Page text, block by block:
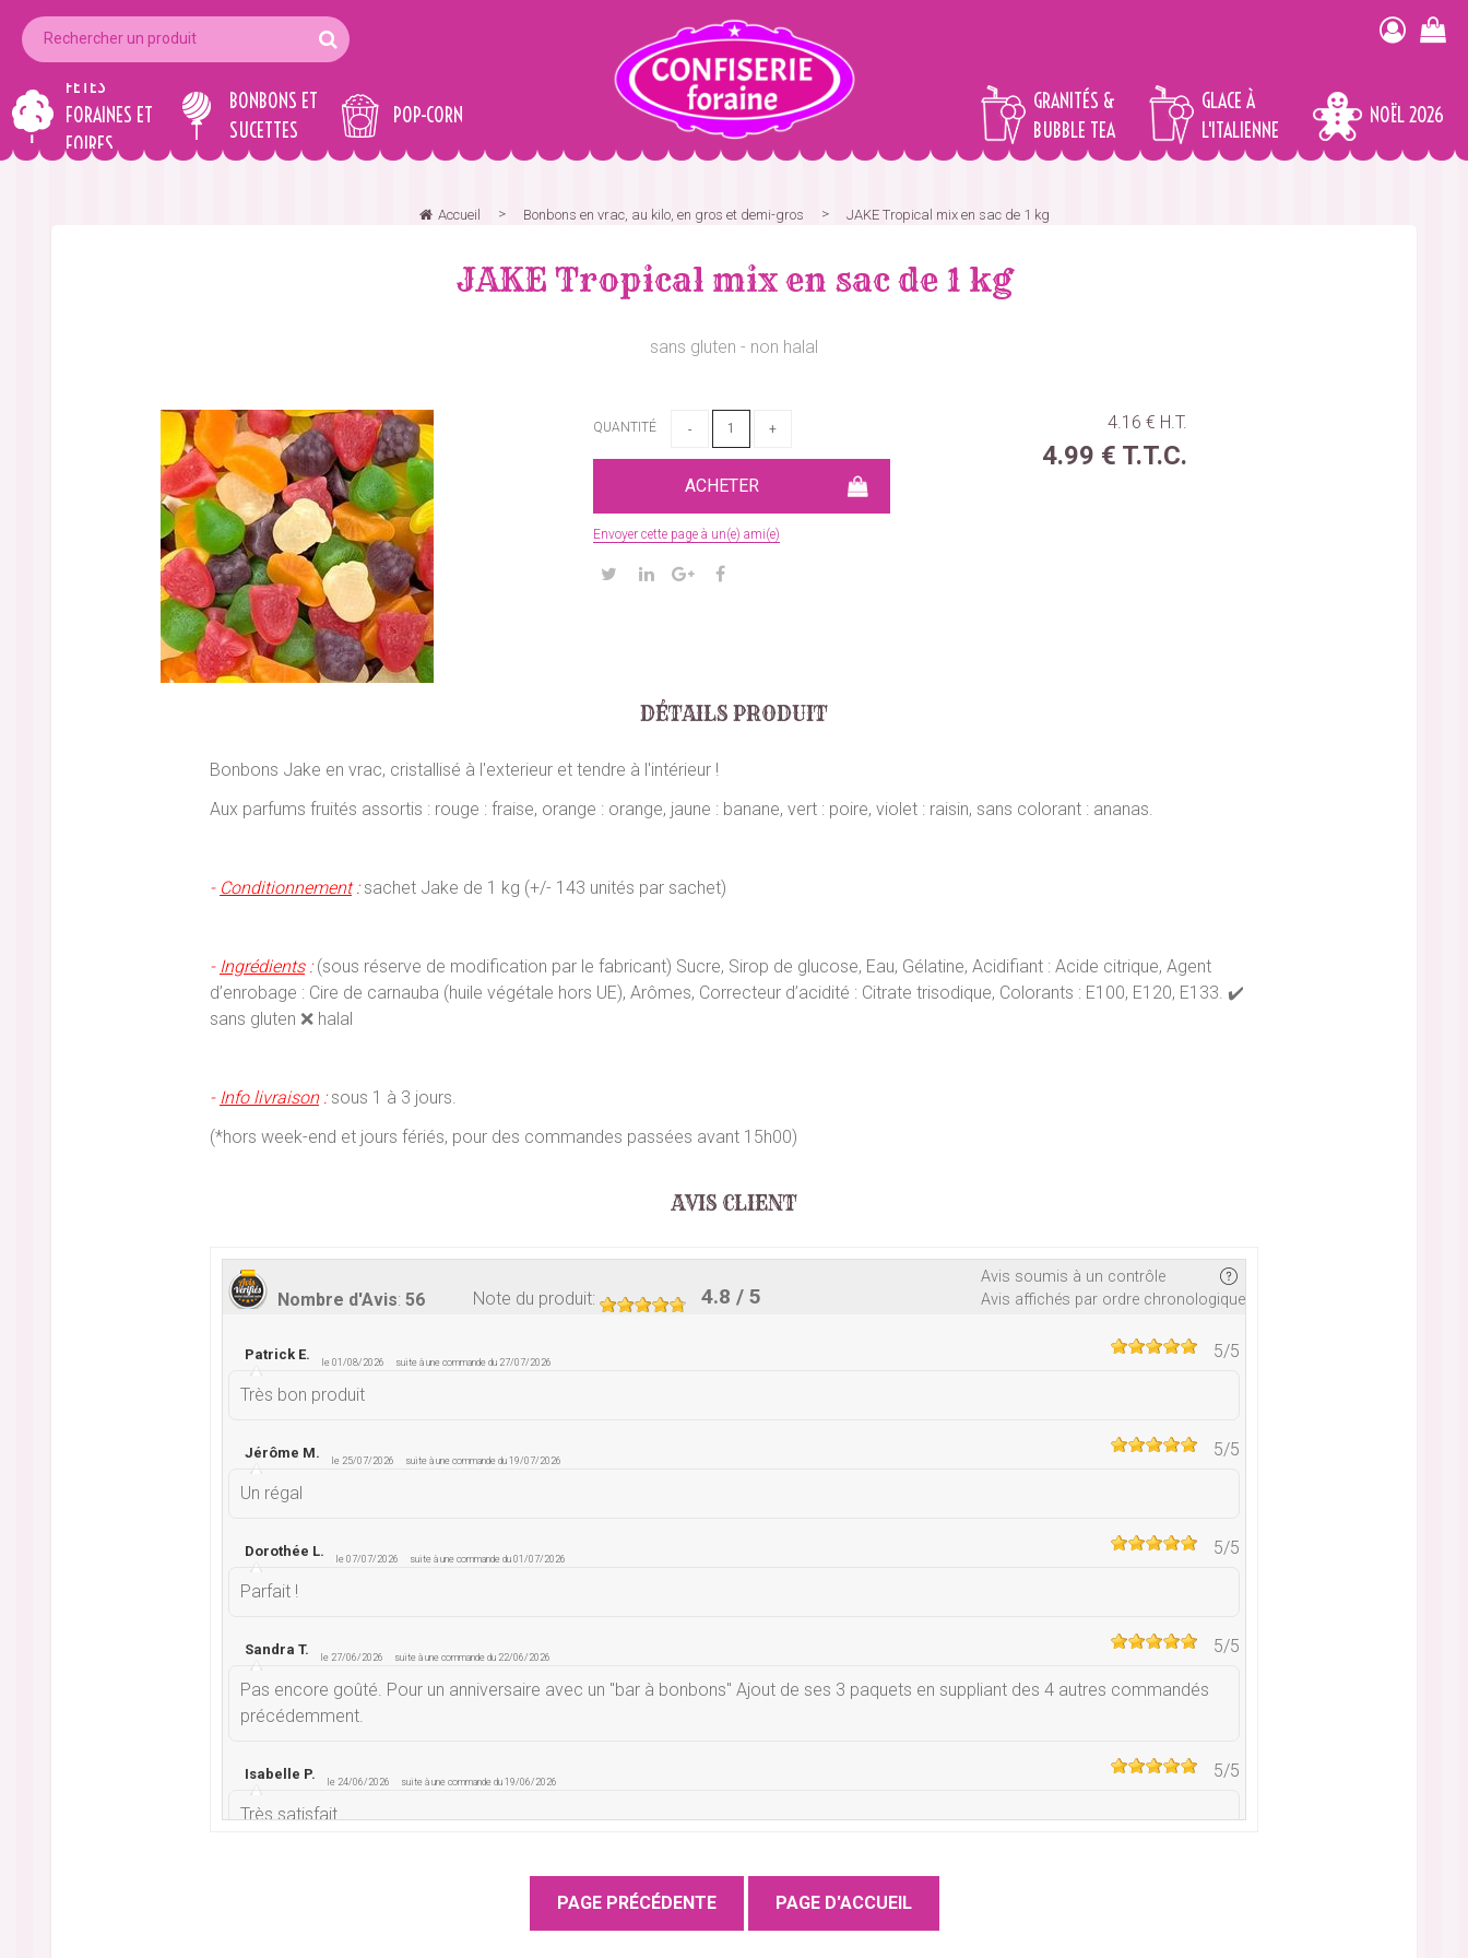
FÊTES
FORAINES ET
FOIRES
BONBONS ET
SUCETTES
POP-CORN
GRANITÉS &
BUBBLE TEA
GLACE À
L'ITALIENNE
NOËL 2026
Accueil Bonbons en vrac, au kilo, en gros et demi-gros JAKE Tropical mix en sac de 1 kg
JAKE Tropical mix en sac de 1 kg
sans gluten - non halal
4 .16 € H.T.
4.99 € T.T.C.
QUANTITÉ
Envoyer cette page à un(e) ami(e)
DÉTAILS PRODUIT
Bonbons Jake en vrac, cristallisé à l'exterieur et tendre à l'intérieur !
Aux parfums fruités assortis : rouge : fraise, orange : orange, jaune : banane, vert : poire, violet : raisin, sans colorant : ananas.
- Conditionnement: sachet Jake de 1 kg (+/- 143 unités par sachet)
- Ingrédients: (sous réserve de modification par le fabricant) Sucre, Sirop de glucose, Eau, Gélatine, Acidifiant : Acide citrique, Agent
d’enrobage : Cire de carnauba (huile végétale hors UE), Arômes, Correcteur d’acidité : Citrate trisodique, Colorants : E100, E120, E133. ✔️
sans gluten ❌ halal
- Info livraison: sous 1 à 3 jours.
(*hors week-end et jours fériés, pour des commandes passées avant 15h00)
AVIS CLIENT
Avis soumis à un contrôle
Avis affichés par ordre chronologique
Nombre d'Avis: 56 Note du produit: 4.8 / 5
Patrick E. le 01/08/2026 suite à une commande du 27/07/2026
5/5
Très bon produit
Jérôme M. le 25/07/2026 suite à une commande du 19/07/2026
5/5
Un régal
Dorothée L. le 07/07/2026 suite à une commande du 01/07/2026
5/5
Parfait !
Sandra T. le 27/06/2026 suite à une commande du 22/06/2026
5/5
Pas encore goûté. Pour un anniversaire avec un "bar à bonbons" Ajout de ses 3 paquets en suppliant des 4 autres commandés
précédemment.
Isabelle P. le 24/06/2026 suite à une commande du 19/06/2026
5/5
Très satisfait